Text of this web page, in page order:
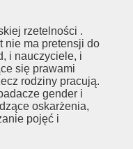
rzetelności .
nie ma pretensji do
i nauczyciele, i
się prawami
rodziny pracują.
gender i
oskarżenia,
pojęć i